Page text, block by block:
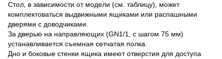
Стол, в зависимости от модели (см. таблицу), может
комплектоваться выдвижными ящиками или распашными
дверями с доводчиками.
За дверью на направляющих (GN1/1, с шагом 75 мм)
устанавливается съемная сетчатая полка.
Дно и боковые стенки ящика имеют отверстия для доступа